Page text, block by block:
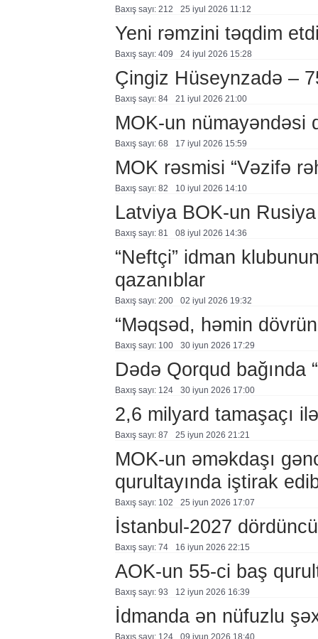
Baxış sayı: 212 25 i̇yul 2026 11:12
Yeni rəmzini təqdim
Baxış sayı: 409 24 i̇yul 2026 15:28
Çingiz Hüseynzadə –
Baxış sayı: 84 21 i̇yul 2026 21:00
MOK-un nümayəndəsi
Baxış sayı: 68 17 i̇yul 2026 15:59
MOK rəsmisi “Vəzifə
Baxış sayı: 82 10 i̇yul 2026 14:10
Latviya BOK-un
Baxış sayı: 81 08 i̇yul 2026 14:36
“Neftçi” idman
qazanıblar
Baxış sayı: 200 02 i̇yul 2026 19:32
“Məqsəd, həmin
Baxış sayı: 100 30 i̇yun 2026 17:29
Dədə Qorqud bağında
Baxış sayı: 124 30 i̇yun 2026 17:00
2,6 milyard tamaşaçı
Baxış sayı: 87 25 i̇yun 2026 21:21
MOK-un əməkdaşı
qurultayında iştirak
Baxış sayı: 102 25 i̇yun 2026 17:07
İstanbul-2027
Baxış sayı: 74 16 i̇yun 2026 22:15
AOK-un 55-ci baş
Baxış sayı: 93 12 i̇yun 2026 16:39
İdmanda ən nüfuzlu
Baxış sayı: 124 09 i̇yun 2026 18:40